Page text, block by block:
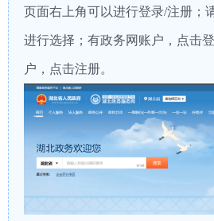
页面右上角可以进行登录/注册；
进行选择；有政务网账户，点击
户，点击注册。